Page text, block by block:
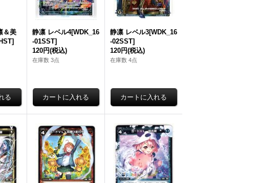
＆美
静凛 レベル4[WDK_16
-01SST]
120円(税込)
在庫数 3点
静凛 レベル3[WDK_16
-02SST]
120円(税込)
在庫数 4点